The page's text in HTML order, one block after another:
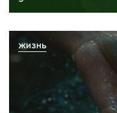
ЖИЗНЬ